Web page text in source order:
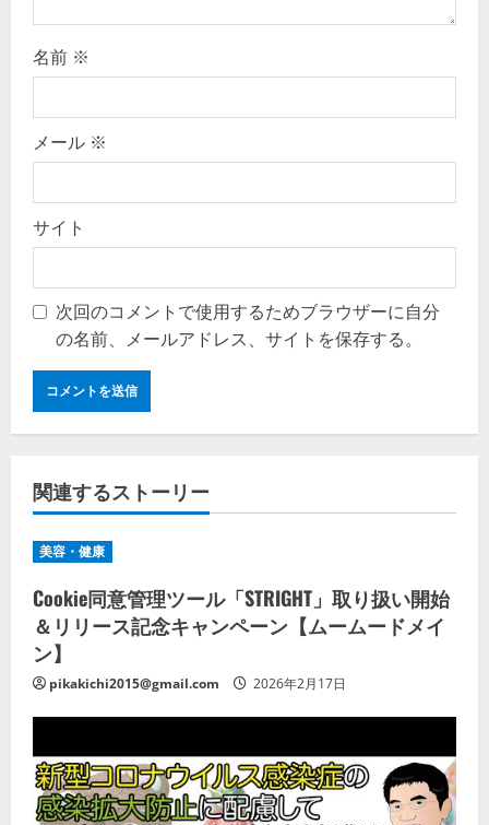
名前 ※
メール ※
サイト
次回のコメントで使用するためブラウザーに自分
の名前、メールアドレス、サイトを保存する。
関連するストーリー
美容・健康
Cookie同意管理ツール「STRIGHT」取り扱い開始
＆リリース記念キャンペーン【ムームードメイ
ン】
pikakichi2015@gmail.com 2026年2月17日